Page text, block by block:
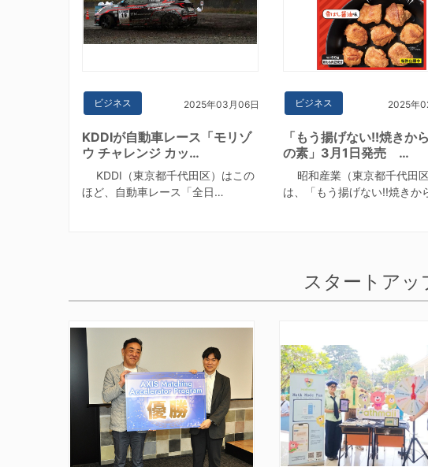
ビジネス 2025年03月06日
KDDIが自動車レース「モリゾ
ウ チャレンジ カッ…
KDDI（東京都千代田区）はこの
ほど、自動車レース「全日…
ビジネス 2025年
「もう揚げない!!焼きか
の素」3月1日発売 …
昭和産業（東京都千代田区
は、「もう揚げない!!焼きか
スタートアッ